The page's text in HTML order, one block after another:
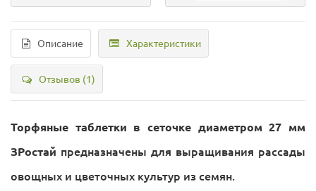
Описание Характеристики
Отзывов (1)
Торфяные таблетки в сеточке диаметром 27 мм
ЗРостай предназначены для выращивания рассады
овощных и цветочных культур из семян.